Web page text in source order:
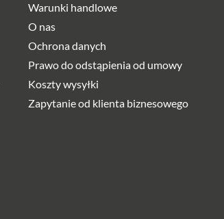
Warunki handlowe
O nas
Ochrona danych
Prawo do odstąpienia od umowy
Koszty wysyłki
Zapytanie od klienta biznesowego